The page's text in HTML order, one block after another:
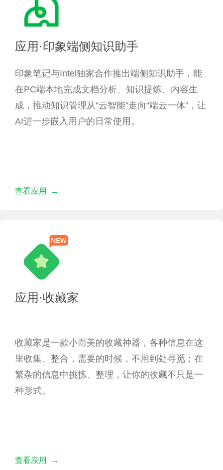
应用·印象端侧知识助手
印象笔记与Intel独家合作推出端侧知识助手，能
在PC端本地完成文档分析、知识提炼、内容生
成，推动知识管理从“云智能”走向“端云一体”，让
AI进一步嵌入用户的日常使用。
查看应用 →
应用·收藏家
收藏家是一款小而美的收藏神器，各种信息在这
里收集、整合，需要的时候，不用到处寻觅；在
繁杂的信息中挑拣、整理，让你的收藏不只是一
种形式。
查看应用 →